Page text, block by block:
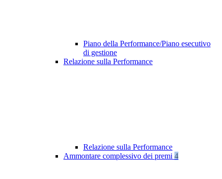
Piano della Performance/Piano esecutivo
di gestione
Relazione sulla Performance
Relazione sulla Performance
Ammontare complessivo dei premi 4